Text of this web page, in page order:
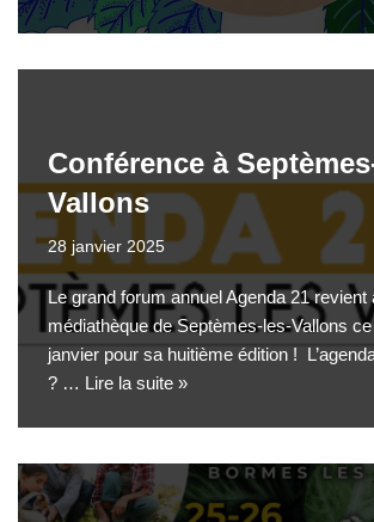
Conférence à
Vallons
28 janvier 2025
Le grand forum annuel Agenda 21 revient
médiathèque de Septèmes-les-Vallons
janvier pour sa huitième édition !
? … Lire la suite »